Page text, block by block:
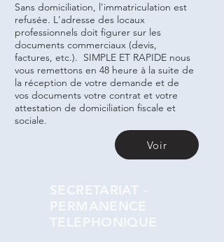
Sans domiciliation, l'immatriculation est
refusée. L'adresse des locaux
professionnels doit figurer sur les
documents commerciaux (devis,
factures, etc.). SIMPLE ET RAPIDE nous
vous remettons en 48 heure à la suite de
la réception de votre demande et de
vos documents votre contrat et votre
attestation de domiciliation fiscale et
sociale.
Voir
SECRETARIAT -
PERMANENCE
TELEPHONIQUE